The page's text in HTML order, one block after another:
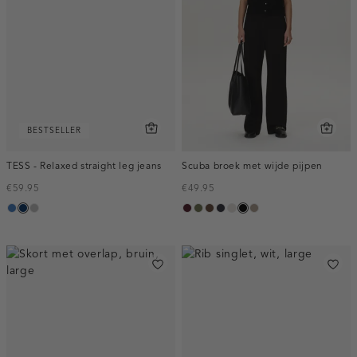
BESTSELLER
TESS - Relaxed straight leg jeans
€59.95
blauw,
middle
blauw,
grijs,
Scuba broek met wijde pijpen
€49.95
pruim,
groen,
donkerbruin
blauw,
kitzwarttaupe,